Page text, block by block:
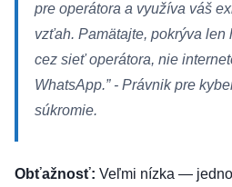
pre operátora a využíva váš
vzťah. Pamätajte, pokrýva len
cez sieť operátora, nie
WhatsApp.”- Právnik pre
súkromie.
Obťažnosť: Veľmi nízka —